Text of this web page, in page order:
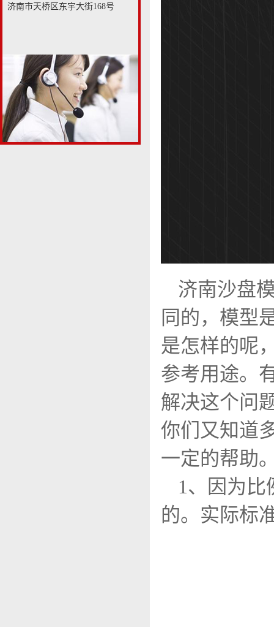
济南市天桥区东宇大街168号
济南沙盘
同的，模型
是怎样的呢
参考用途。
解决这个问
你们又知道
一定的帮助
1、因为
的。实际标